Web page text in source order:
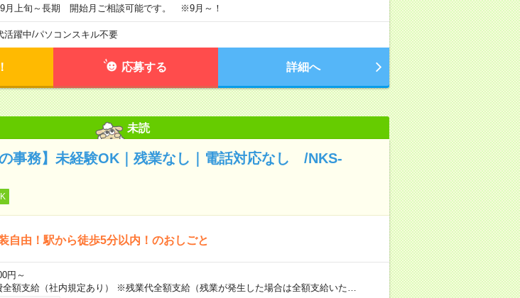
月上旬～長期 開始月ご相談可能です。 ※9月～！
活躍中/パソコンスキル不要
応募する 詳細へ
未読
の事務】未経験OK｜残業なし｜電話対応なし /NKS-
自由！駅から徒歩5分以内！のおしごと
円～
額支給（社内規定あり） ※残業代全額支給（残業が発生した場合は全額支給いた…